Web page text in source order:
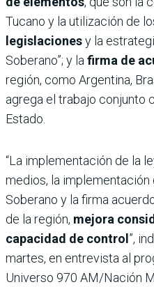
Tucano y la utilización de
legislacionesy la
Soberano”; y lafirma de
región, como Argentina,
agrega el trabajo conjunto
Estado.
“La implementación de la
medios, la
Soberano y la firma
de la región, mejora
capacidad de control ”,
martes, en entrevista al
Universo 970 AM/Nación